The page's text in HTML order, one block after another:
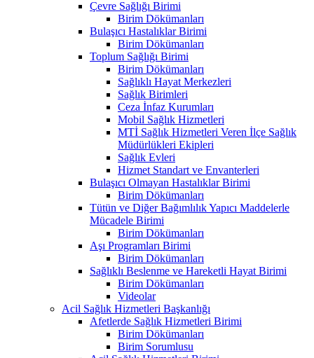
Çevre Sağlığı Birimi
Birim Dökümanları
Bulaşıcı Hastalıklar Birimi
Birim Dökümanları
Toplum Sağlığı Birimi
Birim Dökümanları
Sağlıklı Hayat Merkezleri
Sağlık Birimleri
Ceza İnfaz Kurumları
Mobil Sağlık Hizmetleri
MTİ Sağlık Hizmetleri Veren İlçe Sağlık
Müdürlükleri Ekipleri
Sağlık Evleri
Hizmet Standart ve Envanterleri
Bulaşıcı Olmayan Hastalıklar Birimi
Birim Dökümanları
Tütün ve Diğer Bağımlılık Yapıcı Maddelerle
Mücadele Birimi
Birim Dökümanları
Aşı Programları Birimi
Birim Dökümanları
Sağlıklı Beslenme ve Hareketli Hayat Birimi
Birim Dökümanları
Videolar
Acil Sağlık Hizmetleri Başkanlığı
Afetlerde Sağlık Hizmetleri Birimi
Birim Dökümanları
Birim Sorumlusu